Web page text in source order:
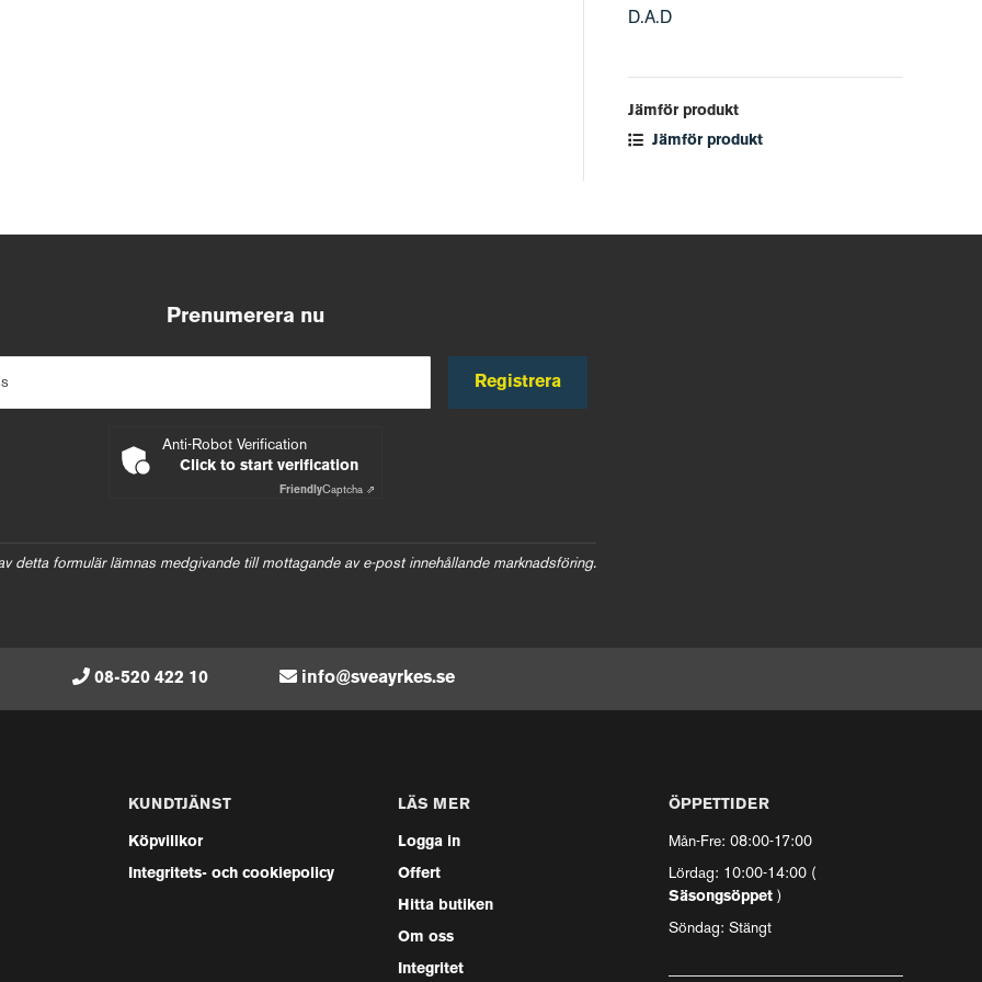
D.A.D
Jämför produkt
Jämför produkt
Prenumerera nu
Registrera
Anti-Robot Verification
Click to start verification
FriendlyCaptcha ⇗
detta formulär lämnas medgivande till mottagande av e-post innehållande marknadsföring.
08-520 422 10 info@sveayrkes.se
KUNDTJÄNST
Köpvillkor
Integritets- och cookiepolicy
LÄS MER
Logga in
Offert
Hitta butiken
Om oss
Integritet
ÖPPETTIDER
Mån-Fre: 08:00-17:00
Lördag: 10:00-14:00 (
Säsongsöppet )
Söndag: Stängt